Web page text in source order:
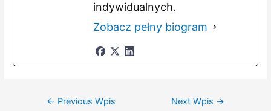
indywidualnych.
Zobacz pełny biogram
Nawigacja
← Previous Wpis Next Wpis →